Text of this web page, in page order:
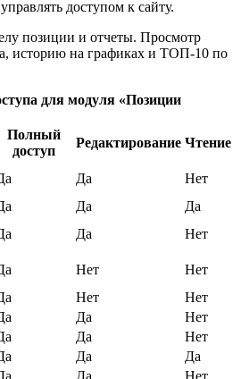
доступом к сайту.
позиции и отчеты. Просмотр
историю на графиках и ТОП-10 по
для модуля «Позиции
Полный
доступ
Редактирование Чтение
Да
Нет
Да
Да
Да
Нет
Нет
Нет
Нет
Нет
Да
Нет
Да
Нет
Да
Да
Да
Нет